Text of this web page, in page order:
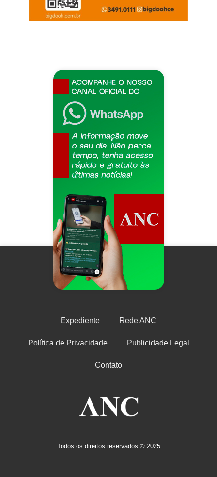
Expediente Rede ANC
Política de Privacidade Publicidade Legal
Contato
Todos os direitos reservados © 2025